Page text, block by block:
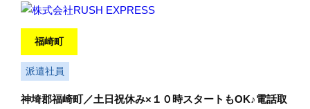
福崎町
派遣社員
神埼郡福崎町／土日祝休み×１０時スタートもOK♪電話取